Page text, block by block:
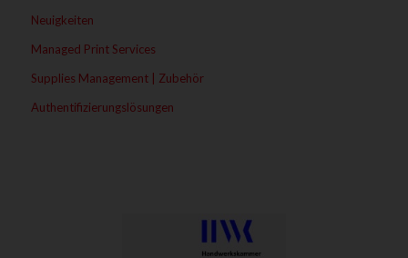
Neuigkeiten
Managed Print Services
Supplies Management | Zubehör
Authentifizierungslösungen